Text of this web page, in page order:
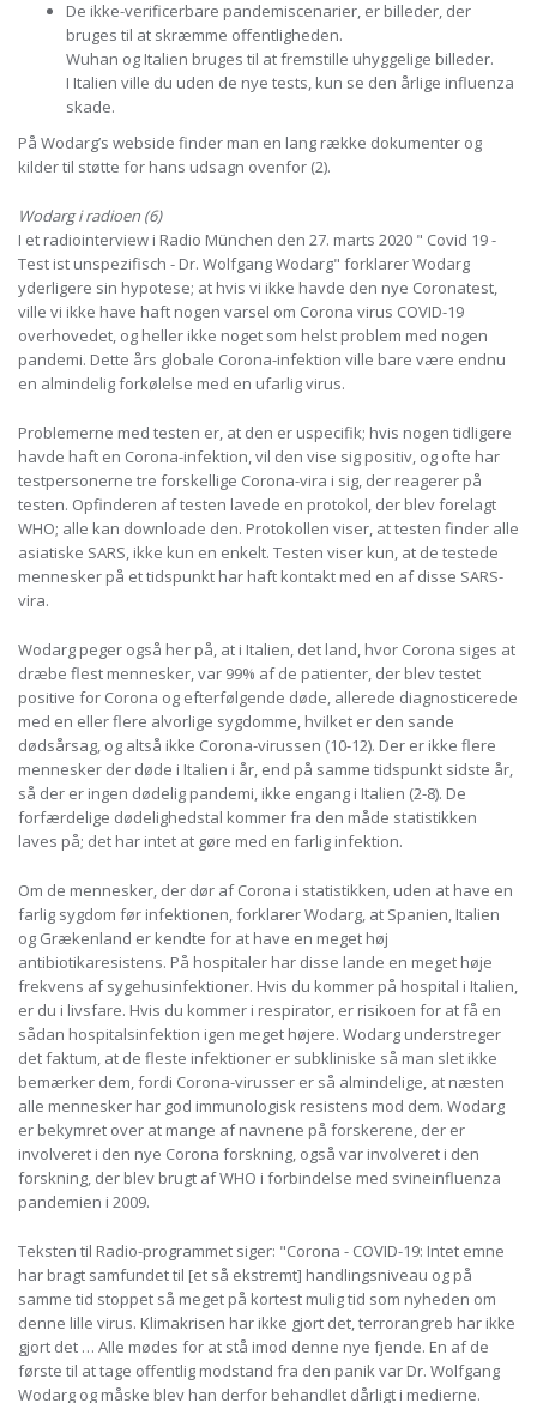
De ikke-verificerbare pandemiscenarier, er billeder, der
bruges til at skræmme offentligheden.
Wuhan og Italien bruges til at fremstille uhyggelige billeder.
I Italien ville du uden de nye tests, kun se den årlige influenza
skade.
På Wodarg’s webside finder man en lang række dokumenter og
kilder til støtte for hans udsagn ovenfor (2).
Wodarg i radioen (6)
I et radiointerview i Radio München den 27. marts 2020 " Covid 19 -
Test ist unspezifisch - Dr. Wolfgang Wodarg" forklarer Wodarg
yderligere sin hypotese; at hvis vi ikke havde den nye Coronatest,
ville vi ikke have haft nogen varsel om Corona virus COVID-19
overhovedet, og heller ikke noget som helst problem med nogen
pandemi. Dette års globale Corona-infektion ville bare være endnu
en almindelig forkølelse med en ufarlig virus.
Problemerne med testen er, at den er uspecifik; hvis nogen tidligere
havde haft en Corona-infektion, vil den vise sig positiv, og ofte har
testpersonerne tre forskellige Corona-vira i sig, der reagerer på
testen. Opfinderen af ​​testen lavede en protokol, der blev forelagt
WHO; alle kan downloade den. Protokollen viser, at testen finder alle
asiatiske SARS, ikke kun en enkelt. Testen viser kun, at de testede
mennesker på et tidspunkt har haft kontakt med en af ​​disse SARS-
vira.
Wodarg peger også her på, at i Italien, det land, hvor Corona siges at
dræbe flest mennesker, var 99% af de patienter, der blev testet
positive for Corona og efterfølgende døde, allerede diagnosticerede
med en eller flere alvorlige sygdomme, hvilket er den sande
dødsårsag, og altså ikke Corona-virussen (10-12). Der er ikke flere
mennesker der døde i Italien i år, end på samme tidspunkt sidste år,
så der er ingen dødelig pandemi, ikke engang i Italien (2-8). De
forfærdelige dødelighedstal kommer fra den måde statistikken
laves på; det har intet at gøre med en farlig infektion.
Om de mennesker, der dør af Corona i statistikken, uden at have en
farlig sygdom før infektionen, forklarer Wodarg, at Spanien, Italien
og Grækenland er kendte for at have en meget høj
antibiotikaresistens. På hospitaler har disse lande en meget høje
frekvens af sygehusinfektioner. Hvis du kommer på hospital i Italien,
er du i livsfare. Hvis du kommer i respirator, er risikoen for at få en
sådan hospitalsinfektion igen meget højere. Wodarg understreger
det faktum, at de fleste infektioner er subkliniske så man slet ikke
bemærker dem, fordi Corona-virusser er så almindelige, at næsten
alle mennesker har god immunologisk resistens mod dem. Wodarg
er bekymret over at mange af navnene på forskerene, der er
involveret i den nye Corona forskning, også var involveret i den
forskning, der blev brugt af WHO i forbindelse med svineinfluenza
pandemien i 2009.
Teksten til Radio-programmet siger: "Corona - COVID-19: Intet emne
har bragt samfundet til [et så ekstremt] handlingsniveau og på
samme tid stoppet så meget på kortest mulig tid som nyheden om
denne lille virus. Klimakrisen har ikke gjort det, terrorangreb har ikke
gjort det … Alle mødes for at stå imod denne nye fjende. En af de
første til at tage offentlig modstand fra den panik var Dr. Wolfgang
Wodarg og måske blev han derfor behandlet dårligt i medierne.